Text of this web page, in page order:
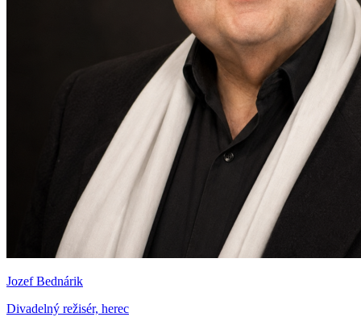
Jozef Bednárik
Divadelný režisér, herec